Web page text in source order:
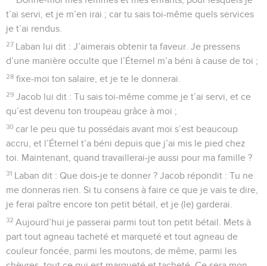
t’ai servi, et je m’en irai ; car tu sais toi-même quels services
je t’ai rendus.
27 Laban lui dit : J’aimerais obtenir ta faveur. Je pressens
d’une manière occulte que l’Éternel m’a béni à cause de toi ;
28 fixe-moi ton salaire, et je te le donnerai.
29 Jacob lui dit : Tu sais toi-même comme je t’ai servi, et ce
qu’est devenu ton troupeau grâce à moi ;
30 car le peu que tu possédais avant moi s’est beaucoup
accru, et l’Éternel t’a béni depuis que j’ai mis le pied chez
toi. Maintenant, quand travaillerai-je aussi pour ma famille ?
31 Laban dit : Que dois-je te donner ? Jacob répondit : Tu ne
me donneras rien. Si tu consens à faire ce que je vais te dire,
je ferai paître encore ton petit bétail, et je (le) garderai.
32 Aujourd’hui je passerai parmi tout ton petit bétail. Mets à
part tout agneau tacheté et marqueté et tout agneau de
couleur foncée, parmi les moutons, de même, parmi les